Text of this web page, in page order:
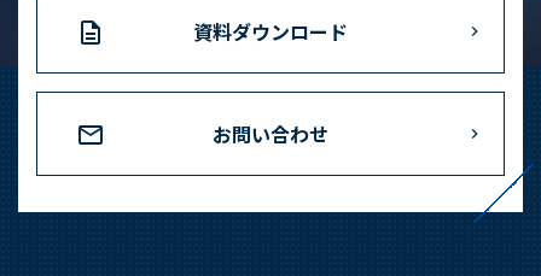
資料ダウンロード
資料ダウンロード
お問い合わせ